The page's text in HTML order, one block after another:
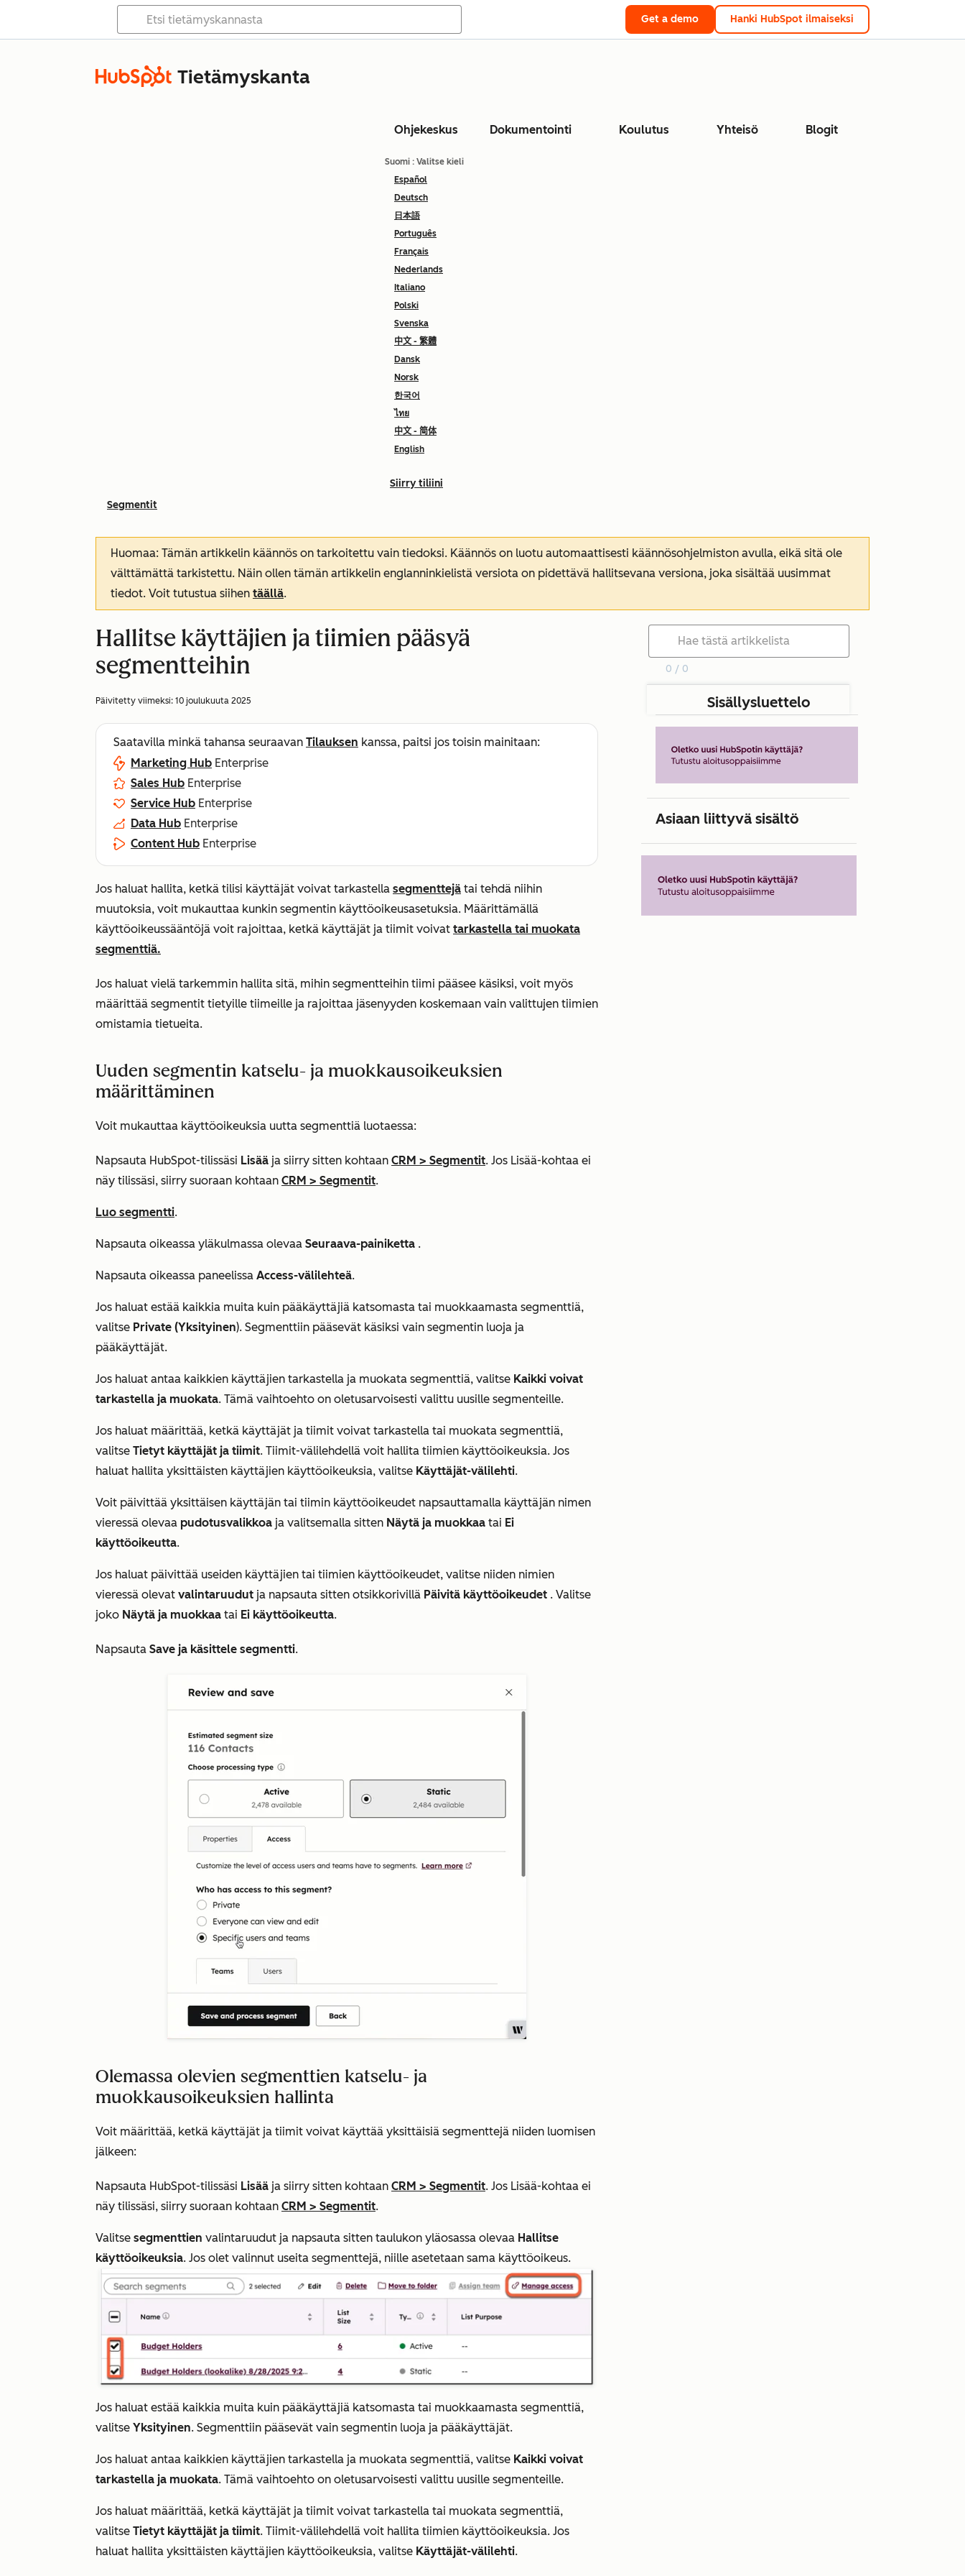
Get a demo Hanki HubSpot ilmaiseksi
Tietämyskanta
Ohjekeskus Dokumentointi Koulutus Yhteisö Blogit
Suomi : Valitse kieli
Español
Deutsch
日本語
Português
Français
Nederlands
Italiano
Polski
Svenska
中文 - 繁體
Dansk
Norsk
한국어
ไทย
中文 - 简体
English
Siirry tiliini
Segmentit
Huomaa: Tämän artikkelin käännös on tarkoitettu vain tiedoksi. Käännös on luotu automaattisesti käännösohjelmiston avulla, eikä sitä ole
välttämättä tarkistettu. Näin ollen tämän artikkelin englanninkielistä versiota on pidettävä hallitsevana versiona, joka sisältää uusimmat
tiedot. Voit tutustua siihen täällä.
Hallitse käyttäjien ja tiimien pääsyä
segmentteihin
Päivitetty viimeksi: 10 joulukuuta 2025
Saatavilla minkä tahansa seuraavan Tilauksen kanssa, paitsi jos toisin mainitaan:
Marketing Hub Enterprise
Sales Hub Enterprise
Service Hub Enterprise
Data Hub Enterprise
Content Hub Enterprise
Jos haluat hallita, ketkä tilisi käyttäjät voivat tarkastella segmenttejä tai tehdä niihin
muutoksia, voit mukauttaa kunkin segmentin käyttöoikeusasetuksia. Määrittämällä
käyttöoikeussääntöjä voit rajoittaa, ketkä käyttäjät ja tiimit voivat tarkastella tai muokata
segmenttiä.
Jos haluat vielä tarkemmin hallita sitä, mihin segmentteihin tiimi pääsee käsiksi, voit myös
määrittää segmentit tietyille tiimeille ja rajoittaa jäsenyyden koskemaan vain valittujen tiimien
omistamia tietueita.
Uuden segmentin katselu- ja muokkausoikeuksien
määrittäminen
Voit mukauttaa käyttöoikeuksia uutta segmenttiä luotaessa:
Napsauta HubSpot-tilissäsi Lisää ja siirry sitten kohtaan CRM > Segmentit. Jos Lisää-kohtaa ei
näy tilissäsi, siirry suoraan kohtaan CRM > Segmentit.
Luo segmentti.
Napsauta oikeassa yläkulmassa olevaa Seuraava-painiketta .
Napsauta oikeassa paneelissa Access-välilehteä.
Jos haluat estää kaikkia muita kuin pääkäyttäjiä katsomasta tai muokkaamasta segmenttiä,
valitse Private (Yksityinen). Segmenttiin pääsevät käsiksi vain segmentin luoja ja
pääkäyttäjät.
Jos haluat antaa kaikkien käyttäjien tarkastella ja muokata segmenttiä, valitse Kaikki voivat
tarkastella ja muokata. Tämä vaihtoehto on oletusarvoisesti valittu uusille segmenteille.
Jos haluat määrittää, ketkä käyttäjät ja tiimit voivat tarkastella tai muokata segmenttiä,
valitse Tietyt käyttäjät ja tiimit. Tiimit-välilehdellä voit hallita tiimien käyttöoikeuksia. Jos
haluat hallita yksittäisten käyttäjien käyttöoikeuksia, valitse Käyttäjät-välilehti.
Voit päivittää yksittäisen käyttäjän tai tiimin käyttöoikeudet napsauttamalla käyttäjän nimen
vieressä olevaa pudotusvalikkoa ja valitsemalla sitten Näytä ja muokkaa tai Ei
käyttöoikeutta.
Jos haluat päivittää useiden käyttäjien tai tiimien käyttöoikeudet, valitse niiden nimien
vieressä olevat valintaruudut ja napsauta sitten otsikkorivillä Päivitä käyttöoikeudet . Valitse
joko Näytä ja muokkaa tai Ei käyttöoikeutta.
Napsauta Save ja käsittele segmentti.
Olemassa olevien segmenttien katselu- ja
muokkausoikeuksien hallinta
Voit määrittää, ketkä käyttäjät ja tiimit voivat käyttää yksittäisiä segmenttejä niiden luomisen
jälkeen:
Napsauta HubSpot-tilissäsi Lisää ja siirry sitten kohtaan CRM > Segmentit. Jos Lisää-kohtaa ei
näy tilissäsi, siirry suoraan kohtaan CRM > Segmentit.
Valitse segmenttien valintaruudut ja napsauta sitten taulukon yläosassa olevaa Hallitse
käyttöoikeuksia. Jos olet valinnut useita segmenttejä, niille asetetaan sama käyttöoikeus.
Jos haluat estää kaikkia muita kuin pääkäyttäjiä katsomasta tai muokkaamasta segmenttiä,
valitse Yksityinen. Segmenttiin pääsevät vain segmentin luoja ja pääkäyttäjät.
Jos haluat antaa kaikkien käyttäjien tarkastella ja muokata segmenttiä, valitse Kaikki voivat
tarkastella ja muokata. Tämä vaihtoehto on oletusarvoisesti valittu uusille segmenteille.
Jos haluat määrittää, ketkä käyttäjät ja tiimit voivat tarkastella tai muokata segmenttiä,
valitse Tietyt käyttäjät ja tiimit. Tiimit-välilehdellä voit hallita tiimien käyttöoikeuksia. Jos
haluat hallita yksittäisten käyttäjien käyttöoikeuksia, valitse Käyttäjät-välilehti.
0 / 0
Sisällysluettelo
Asiaan liittyvä sisältö